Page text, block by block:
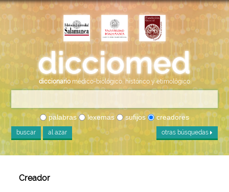
diccionario médico-biológico, histórico y etimológico
palabras lexemas sufijos creadores
buscar al azar otras búsquedas
Creador